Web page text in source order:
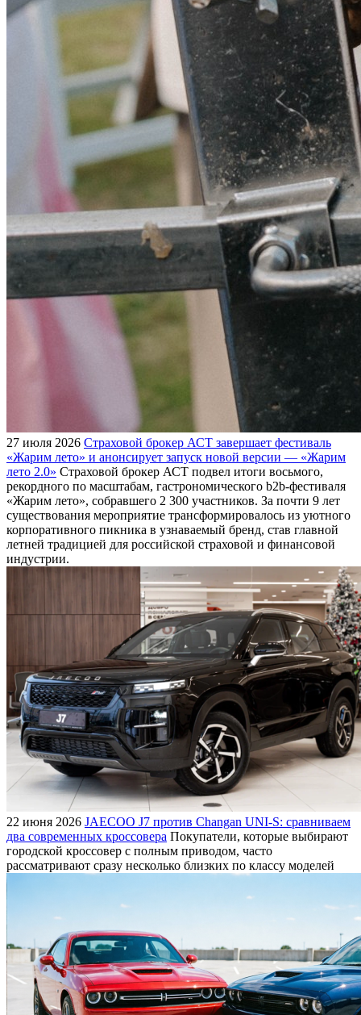
27 июля 2026 Страховой брокер АСТ завершает фестиваль
«Жарим лето» и анонсирует запуск новой версии — «Жарим
лето 2.0» Страховой брокер АСТ подвел итоги восьмого,
рекордного по масштабам, гастрономического b2b-фестиваля
«Жарим лето», собравшего 2 300 участников. За почти 9 лет
существования мероприятие трансформировалось из уютного
корпоративного пикника в узнаваемый бренд, став главной
летней традицией для российской страховой и финансовой
индустрии.
22 июня 2026 JAECOO J7 против Changan UNI-S: сравниваем
два современных кроссовера Покупатели, которые выбирают
городской кроссовер с полным приводом, часто
рассматривают сразу несколько близких по классу моделей